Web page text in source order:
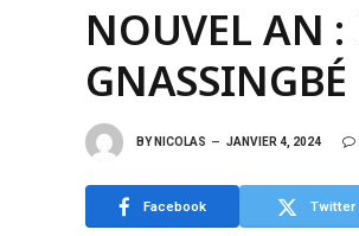
NOUVEL AN :
GNASSINGBÉ
BY NICOLAS JANVIER 4, 2024
Facebook Twitter